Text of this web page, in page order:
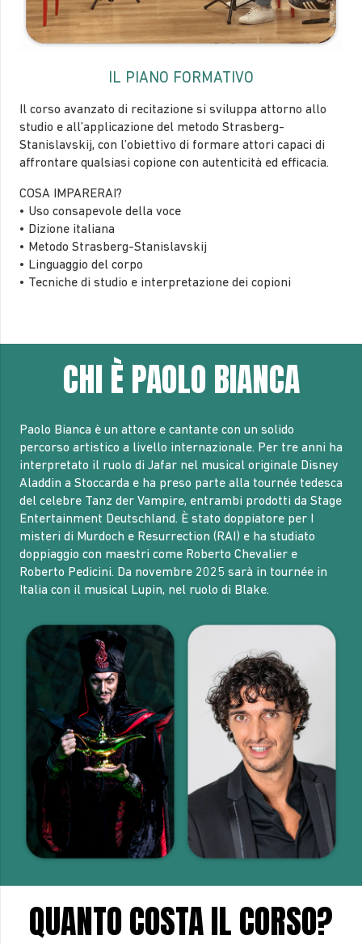
IL PIANO FORMATIVO
Il corso avanzato di recitazione si sviluppa attorno allo
studio e all’applicazione del metodo Strasberg-
Stanislavskij, con l’obiettivo di formare attori capaci di
affrontare qualsiasi copione con autenticità ed efficacia.
COSA IMPARERAI?
• Uso consapevole della voce
• Dizione italiana
• Metodo Strasberg-Stanislavskij
• Linguaggio del corpo
• Tecniche di studio e interpretazione dei copioni
CHI È PAOLO BIANCA
Paolo Bianca è un attore e cantante con un solido
percorso artistico a livello internazionale. Per tre anni ha
interpretato il ruolo di Jafar nel musical originale Disney
Aladdin a Stoccarda e ha preso parte alla tournée tedesca
del celebre Tanz der Vampire, entrambi prodotti da Stage
Entertainment Deutschland. È stato doppiatore per I
misteri di Murdoch e Resurrection (RAI) e ha studiato
doppiaggio con maestri come Roberto Chevalier e
Roberto Pedicini. Da novembre 2025 sarà in tournée in
Italia con il musical Lupin, nel ruolo di Blake.
QUANTO COSTA IL CORSO?